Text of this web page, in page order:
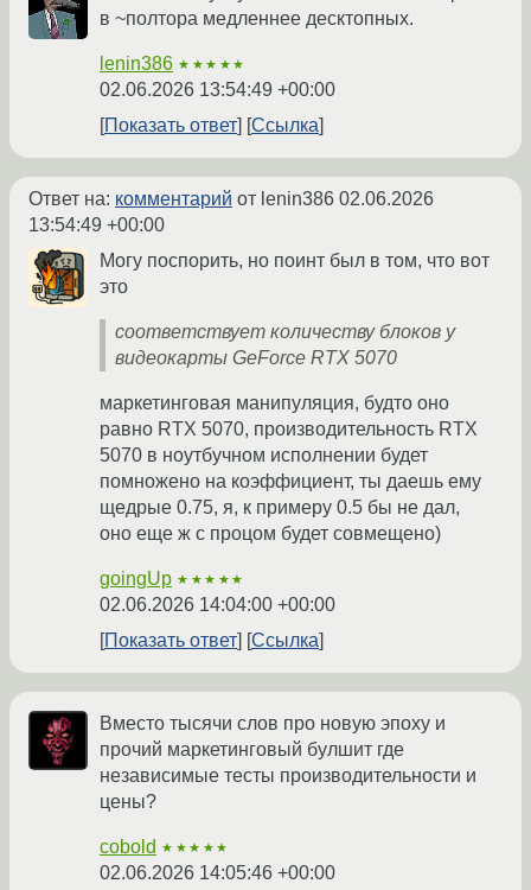
в ~полтора медленнее десктопных.
lenin386 ★★★★★
02.06.2026 13:54:49 +00:00
Показать ответ
Ссылка
Ответ на: комментарий от lenin386 02.06.2026
13:54:49 +00:00
Могу поспорить, но поинт был в том, что вот
это
соответствует количеству блоков у
видеокарты GeForce RTX 5070
маркетинговая манипуляция, будто оно
равно RTX 5070, производительность RTX
5070 в ноутбучном исполнении будет
помножено на коэффициент, ты даешь ему
щедрые 0.75, я, к примеру 0.5 бы не дал,
оно еще ж с процом будет совмещено)
goingUp ★★★★★
02.06.2026 14:04:00 +00:00
Показать ответ
Ссылка
Вместо тысячи слов про новую эпоху и
прочий маркетинговый булшит где
независимые тесты производительности и
цены?
cobold ★★★★★
02.06.2026 14:05:46 +00:00